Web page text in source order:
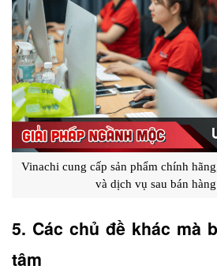
Vinachi cung cấp sản phẩm chính
và dịch vụ sau bán
5. Các chủ đề khác mà
tâm